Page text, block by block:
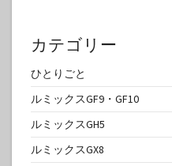
カテゴリー
ひとりごと
ルミックスGF9・GF10
ルミックスGH5
ルミックスGX8